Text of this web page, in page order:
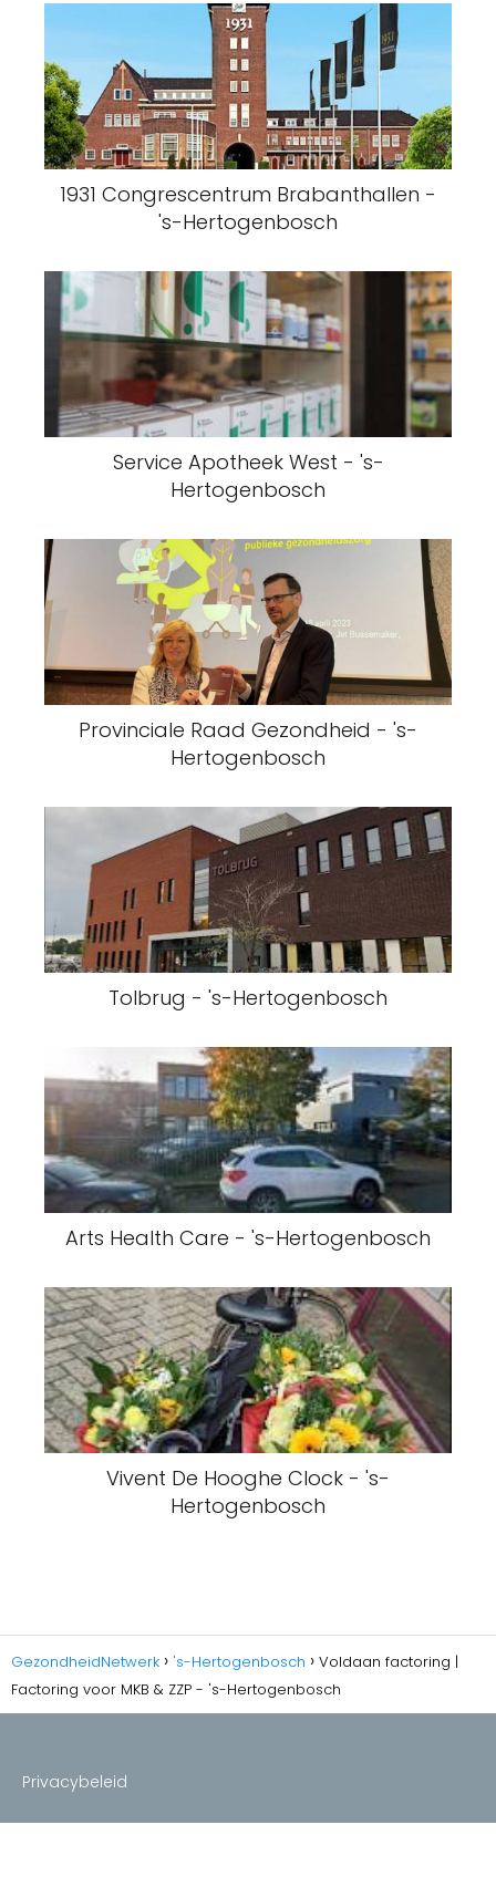
1931 Congrescentrum Brabanthallen -
's-Hertogenbosch
Service Apotheek West - 's-
Hertogenbosch
Provinciale Raad Gezondheid - 's-
Hertogenbosch
Tolbrug - 's-Hertogenbosch
Arts Health Care - 's-Hertogenbosch
Vivent De Hooghe Clock - 's-
Hertogenbosch
GezondheidNetwerk 's-Hertogenbosch
Voldaan factoring |
Factoring voor MKB & ZZP - 's-Hertogenbosch
Privacybeleid